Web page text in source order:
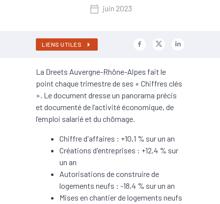
juin 2023
LIENS UTILES
La Dreets Auvergne-Rhône-Alpes fait le
point chaque trimestre de ses « Chiffres clés
». Le document dresse un panorama précis
et documenté de l’activité économique, de
l’emploi salarié et du chômage.
Chiffre d'affaires : +10,1 % sur un an
Créations d'entreprises : +12,4 % sur
un an
Autorisations de construire de
logements neufs : -18,4 % sur un an
Mises en chantier de logements neufs